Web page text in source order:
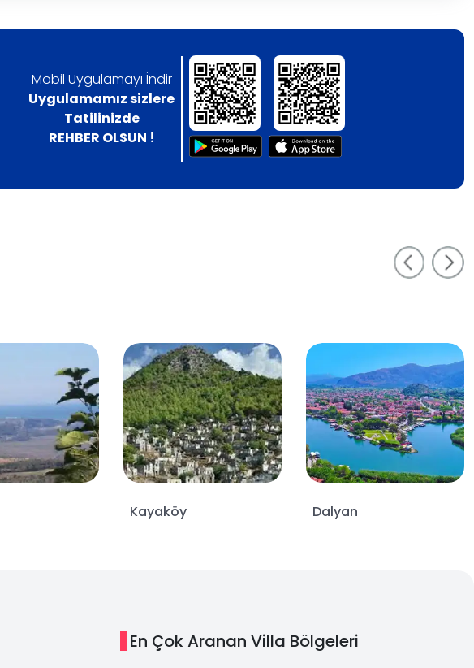
Mobil Uygulamayı İndir
Uygulamamız sizlere
Tatilinizde
REHBER OLSUN !
Kayaköy Dalyan
En Çok Aranan Villa Bölgeleri